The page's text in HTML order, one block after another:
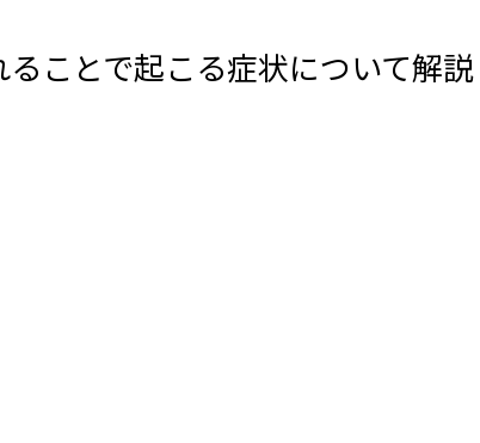
ことで起こる症状について解説